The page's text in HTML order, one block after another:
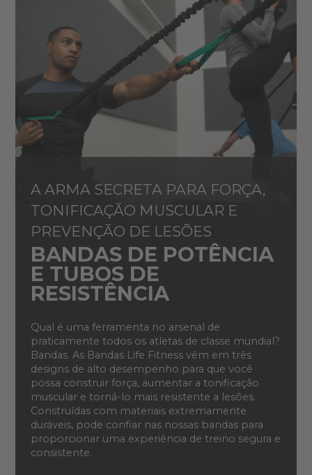
A ARMA SECRETA PARA FORÇA,
TONIFICAÇÃO MUSCULAR E
PREVENÇÃO DE LESÕES
BANDAS DE POTÊNCIA
E TUBOS DE
RESISTÊNCIA
Qual é uma ferramenta no arsenal de
praticamente todos os atletas de classe mundial?
Bandas. As Bandas Life Fitness vêm em três
designs de alto desempenho para que você
possa construir força, aumentar a tonificação
muscular e torná-lo mais resistente a lesões.
Construídas com materiais extremamente
duráveis, pode confiar nas nossas bandas para
proporcionar uma experiência de treino segura e
consistente.